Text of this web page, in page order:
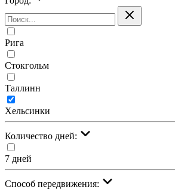
Рига
Стокгольм
Таллинн
Хельсинки
Количество дней:
7 дней
Cпособ передвижения: